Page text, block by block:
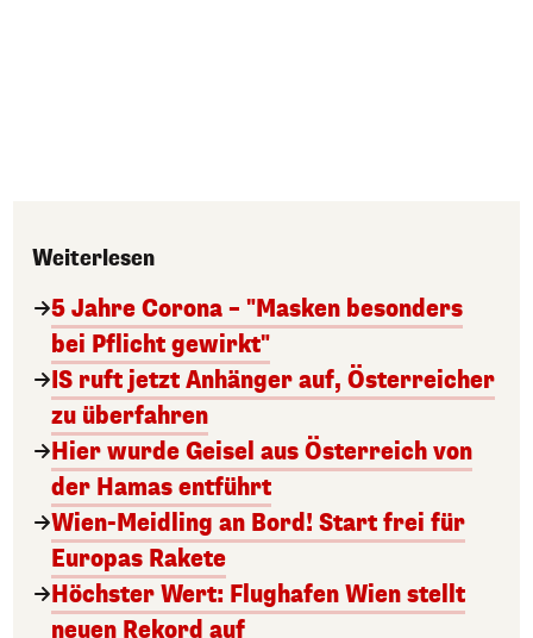
Weiterlesen
5 Jahre Corona – "Masken besonders
bei Pflicht gewirkt"
IS ruft jetzt Anhänger auf, Österreicher
zu überfahren
Hier wurde Geisel aus Österreich von
der Hamas entführt
Wien-Meidling an Bord! Start frei für
Europas Rakete
Höchster Wert: Flughafen Wien stellt
neuen Rekord auf